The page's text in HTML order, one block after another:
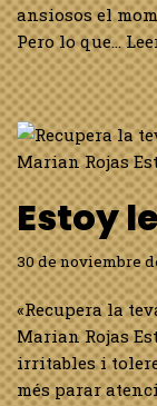
ansiosos el
Pero lo que…
Estoy
30 de noviembre
«Recupera la
Marian Rojas
irritables i
més parar